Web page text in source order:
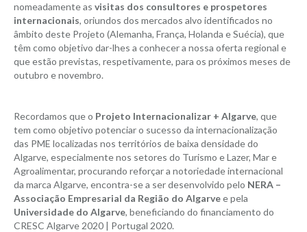
nomeadamente as visitas dos consultores e prospetores
internacionais, oriundos dos mercados alvo identificados no
âmbito deste Projeto (Alemanha, França, Holanda e Suécia), que
têm como objetivo dar-lhes a conhecer a nossa oferta regional e
que estão previstas, respetivamente, para os próximos meses de
outubro e novembro.
Recordamos que o Projeto Internacionalizar + Algarve, que
tem como objetivo potenciar o sucesso da internacionalização
das PME localizadas nos territórios de baixa densidade do
Algarve, especialmente nos setores do Turismo e Lazer, Mar e
Agroalimentar, procurando reforçar a notoriedade internacional
da marca Algarve, encontra-se a ser desenvolvido pelo NERA –
Associação Empresarial da Região do Algarvee pela
Universidade do Algarve, beneficiando do financiamento do
CRESC Algarve 2020 | Portugal 2020.